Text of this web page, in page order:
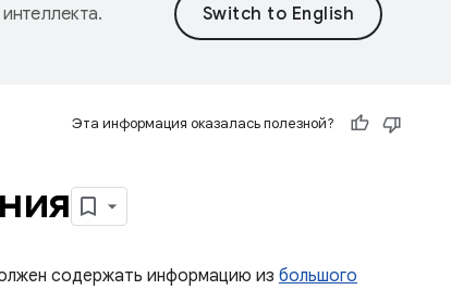
Эта информация оказалась полезной?
содержать информацию из большого